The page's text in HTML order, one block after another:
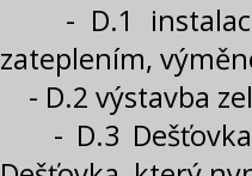
- D.1
zateplením,
- D.2 výstavba
- D.3 Dešťovka